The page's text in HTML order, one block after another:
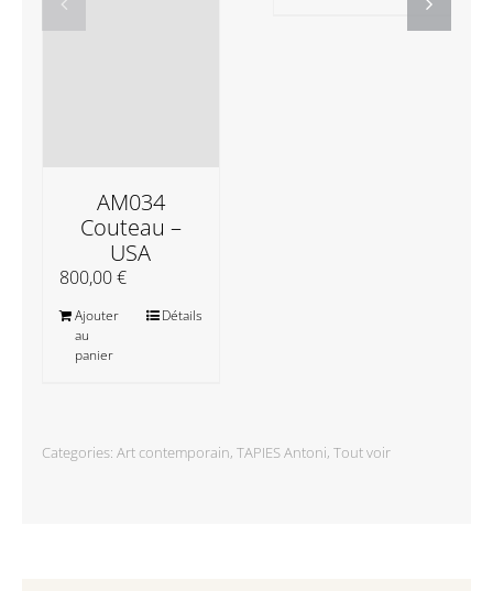
AM034
Couteau –
USA
800,00€
Ajouter
au
panier
Détails
Categories: Art contemporain, TAPIES Antoni, Tout voir